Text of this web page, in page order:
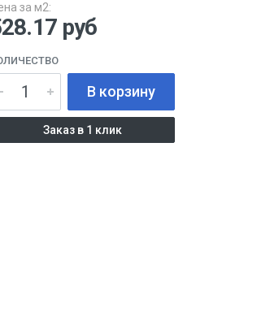
за м2:
руб
В корзину
Заказ в 1 клик